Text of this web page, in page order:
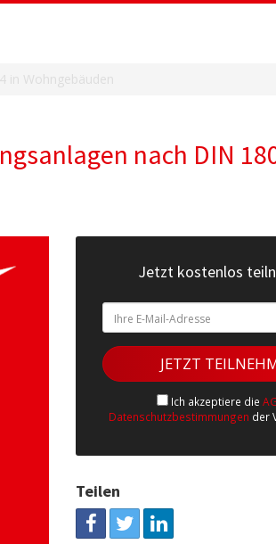
in Wohngebäuden
nach DIN
Jetzt kostenlos
Ich akzeptiere die
Datenschutzbestimmungen der
Teilen